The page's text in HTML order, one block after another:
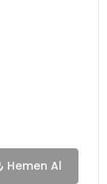
Hemen Al